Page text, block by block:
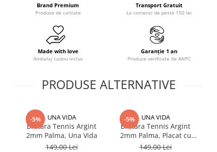
Brand Premium
Produse de calitate
Transport Gratuit
La comenzi de peste 150 lei
Made with love
Ambalaj cadou inclus
Garanție 1 an
Produse verificate de ANPC
PRODUSE ALTERNATIVE
-5% UNA VIDA
Bratara Tennis Argint
2mm Palma, Una Vida
149,00 Lei
-5% UNA VIDA
Bratara Tennis Argint
2mm Palma, Placat cu
Aur
149,00 Lei